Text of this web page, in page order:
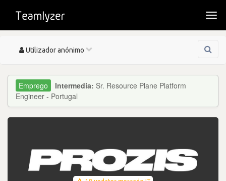
Toggle
Utilizador anónimo
Intermedia: Sr. Resource Plane Platform
Engineer - Portugal